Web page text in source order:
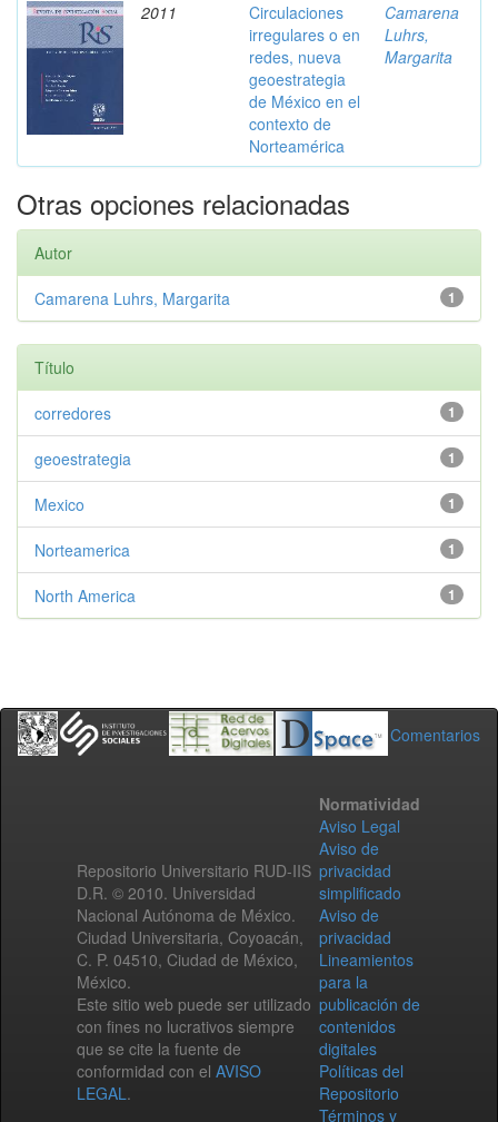
2011
Circulaciones
irregulares o en
redes, nueva
geoestrategia
de México en el
contexto de
Norteamérica
Camarena
Luhrs,
Margarita
Otras opciones relacionadas
Autor
1
Camarena Luhrs, Margarita
Título
1
corredores
1
geoestrategia
1
Mexico
1
Norteamerica
1
North America
Comentarios
Repositorio Universitario RUD-IIS
D.R. © 2010. Universidad
Nacional Autónoma de México.
Ciudad Universitaria, Coyoacán,
C. P. 04510, Ciudad de México,
México.
Este sitio web puede ser utilizado
con fines no lucrativos siempre
que se cite la fuente de
conformidad con el AVISO
LEGAL.
Normatividad
Aviso Legal
Aviso de
privacidad
simplificado
Aviso de
privacidad
Lineamientos
para la
publicación de
contenidos
digitales
Políticas del
Repositorio
Términos y